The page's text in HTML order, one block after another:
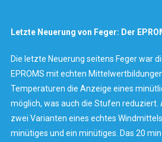
Letzte Neuerung von Feger: Der
Die letzte Neuerung seitens Feger war
EPROMS mit echten
Temperaturen die Anzeige eines
möglich, was auch die Stufen reduziert.
zwei Varianten eines echtes
minütiges und ein minütiges. Das 20